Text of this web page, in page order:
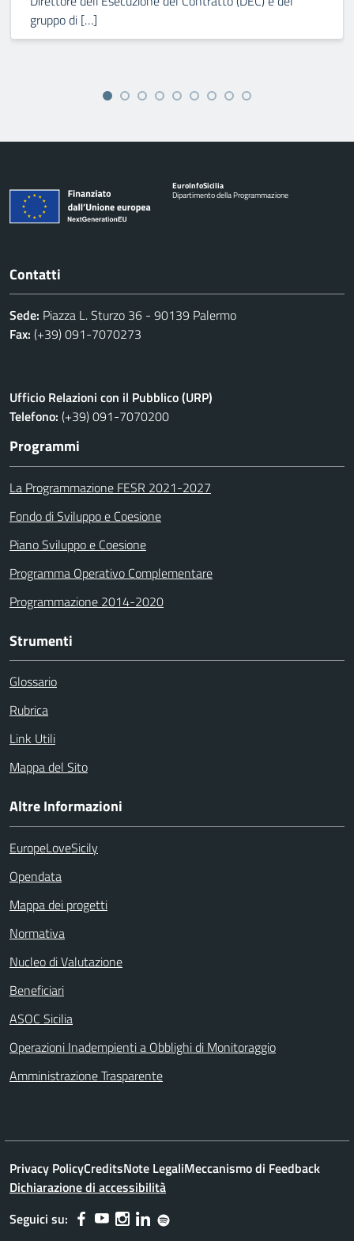
gruppo di […]
EuroInfoSicilia
Dipartimento della Programmazione
Contatti
Sede: Piazza L. Sturzo 36 - 90139 Palermo
Fax: (+39) 091-7070273
Ufficio Relazioni con il Pubblico (URP)
Telefono: (+39) 091-7070200
Programmi
La Programmazione FESR 2021-2027
Fondo di Sviluppo e Coesione
Piano Sviluppo e Coesione
Programma Operativo Complementare
Programmazione 2014-2020
Strumenti
Glossario
Rubrica
Link Utili
Mappa del Sito
Altre Informazioni
EuropeLoveSicily
Opendata
Mappa dei progetti
Normativa
Nucleo di Valutazione
Beneficiari
ASOC Sicilia
Operazioni Inadempienti a Obblighi di Monitoraggio
Amministrazione Trasparente
Privacy PolicyCreditsNote LegaliMeccanismo di Feedback
Dichiarazione di accessibilità
Seguici su: